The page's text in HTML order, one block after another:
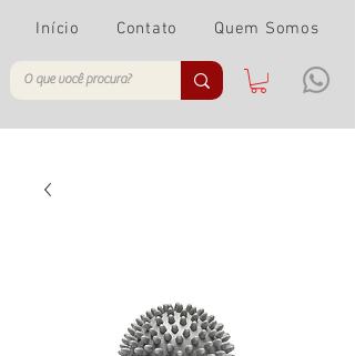
Início Contato Quem Somos